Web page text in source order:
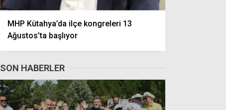
MHP Kütahya’da ilçe kongreleri 13
Ağustos’ta başlıyor
SON HABERLER